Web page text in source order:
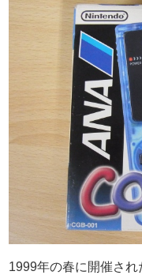
1999年の春に開催さ